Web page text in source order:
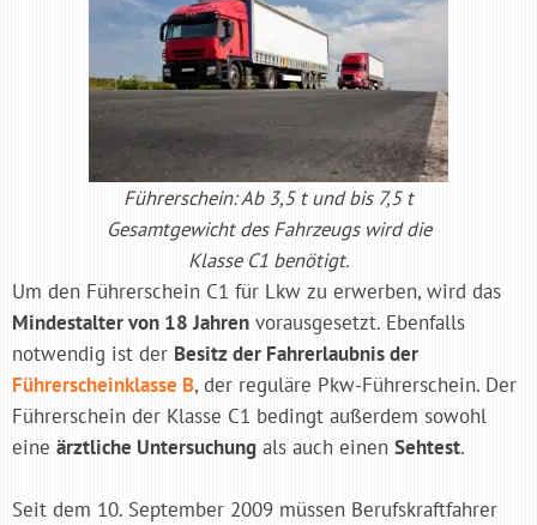
Führerschein: Ab 3,5 t und bis 7,5 t
Gesamtgewicht des Fahrzeugs wird die
Klasse C1 benötigt.
Um den Führerschein C1 für Lkw zu erwerben, wird das
Mindestalter von 18 Jahren vorausgesetzt. Ebenfalls
notwendig ist der Besitz der Fahrerlaubnis der
Führerscheinklasse B, der reguläre Pkw-Führerschein. Der
Führerschein der Klasse C1 bedingt außerdem sowohl
eine ärztliche Untersuchung als auch einen Sehtest.
Seit dem 10. September 2009 müssen Berufskraftfahrer